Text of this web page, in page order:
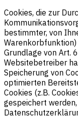
Cookies, die zur
bestimmter, von
Grundlage von Art.
Websitebetreiber
Speicherung von
optimierten
Cookies (z.B.
gespeichert